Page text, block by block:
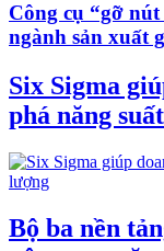
Công cụ “gỡ
ngành sản xuất
Six Sigma
phá năng
Bộ ba nền